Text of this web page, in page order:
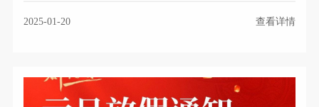
2025-01-20 查看详情